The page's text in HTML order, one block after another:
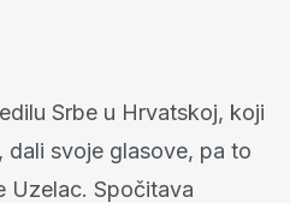
Srbe u Hrvatskoj, koji
svoje glasove, pa to
Uzelac. Spočitava